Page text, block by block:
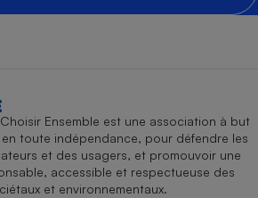
Ensemble est une association à but
toute indépendance, pour défendre les
et des usagers, et promouvoir une
accessible et respectueuse des
et environnementaux.